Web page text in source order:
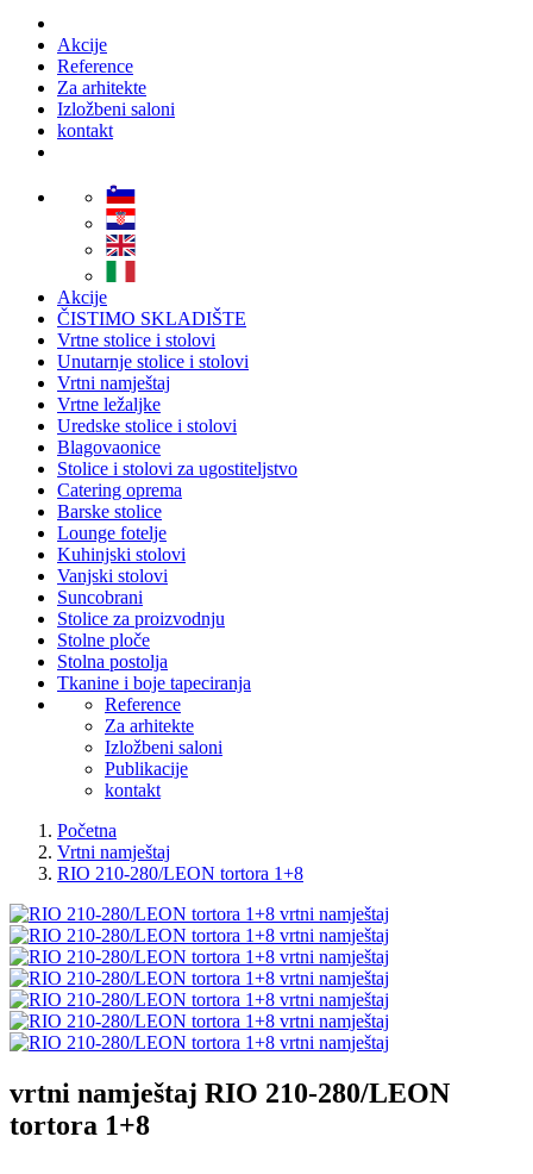
Akcije
Reference
Za arhitekte
Izložbeni saloni
kontakt
Akcije
ČISTIMO SKLADIŠTE
Vrtne stolice i stolovi
Unutarnje stolice i stolovi
Vrtni namještaj
Vrtne ležaljke
Uredske stolice i stolovi
Blagovaonice
Stolice i stolovi za ugostiteljstvo
Catering oprema
Barske stolice
Lounge fotelje
Kuhinjski stolovi
Vanjski stolovi
Suncobrani
Stolice za proizvodnju
Stolne ploče
Stolna postolja
Tkanine i boje tapeciranja
Reference
Za arhitekte
Izložbeni saloni
Publikacije
kontakt
Početna
Vrtni namještaj
RIO 210-280/LEON tortora 1+8
vrtni namještaj RIO 210-280/LEON
tortora 1+8